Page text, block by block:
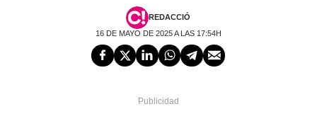
REDACCIÓ
16 DE MAYO DE 2025 A LAS 17:54H